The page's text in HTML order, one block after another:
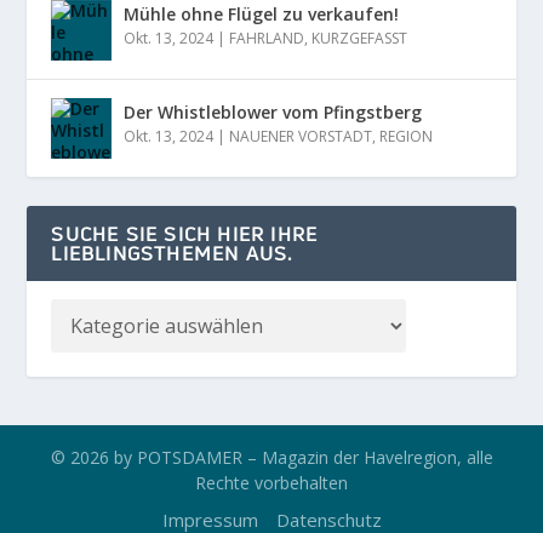
Mühle ohne Flügel zu verkaufen!
Okt. 13, 2024| FAHRLAND, KURZGEFASST
Der Whistleblower vom Pfingstberg
Okt. 13, 2024| NAUENER VORSTADT, REGION
SUCHE SIE SICH HIER IHRE
LIEBLINGSTHEMEN AUS.
© 2026 by POTSDAMER – Magazin der Havelregion, alle
Rechte vorbehalten
Impressum Datenschutz